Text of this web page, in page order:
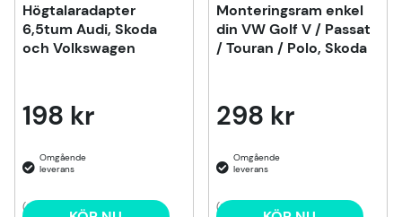
Högtalaradapter
6,5tum Audi, Skoda
och Volkswagen
198 kr
(3)
Monteringsram enkel
din VW Golf V / Passat
/ Touran / Polo, Skoda
298 kr
(2)